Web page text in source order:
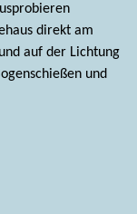
direkt am
auf der Lichtung
und